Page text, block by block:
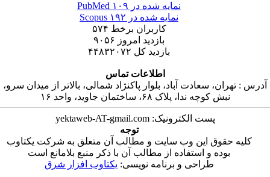
نمایه شده در PubMed۱۰۹
نمایه شده در Scopus۱۹۲
کاربران برخط۵۷۴
بازدید امروز۹۰۵۶
بازدید کل ۴۴۸۳۲۰۷۲
اطلاعات تماس
سعادت آباد، بلوار پاکنژاد شمالی، بالاتر از میدان سرو،
نبش کوچه ندا، پلاک ۶۸، ساختمان جاوید، واحد ۱۶
پست الکترونیک: yektaweb-AT-gmail.com
حقوق این وب سایت و مطالب آن متعلق به شرکت یکتاوب
بوده و استفاده از مطالب آن با ذکر منبع بلامانع است
طراحی و برنامه نویسی:یکتاوب افزار شرق